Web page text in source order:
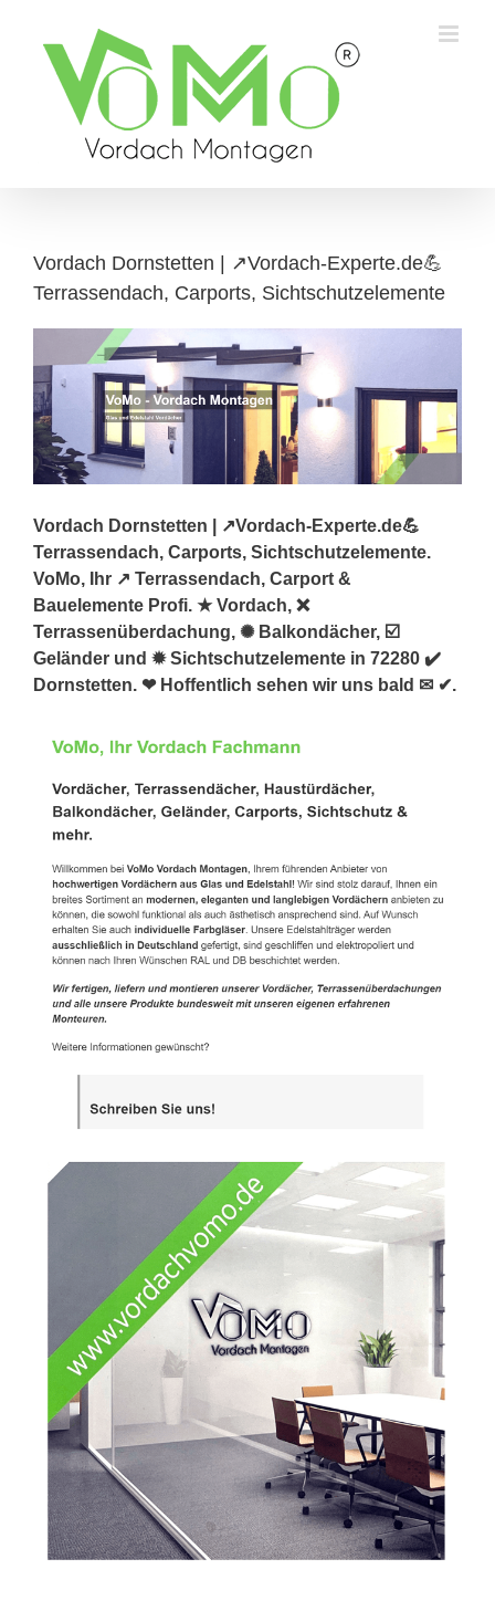
content
Vordach Dornstetten | ↗️Vordach-Experte.de💪
Terrassendach, Carports, Sichtschutzelemente
Vordach Dornstetten | ↗️Vordach-Experte.de💪
Terrassendach, Carports, Sichtschutzelemente.
VoMo, Ihr ↗️ Terrassendach, Carport &
Bauelemente Profi. ★ Vordach, ❌
Terrassenüberdachung, ✺ Balkondächer, ☑️
Geländer und ✹ Sichtschutzelemente in 72280 ✔️
Dornstetten. ❤ Hoffentlich sehen wir uns bald ✉ ✔.